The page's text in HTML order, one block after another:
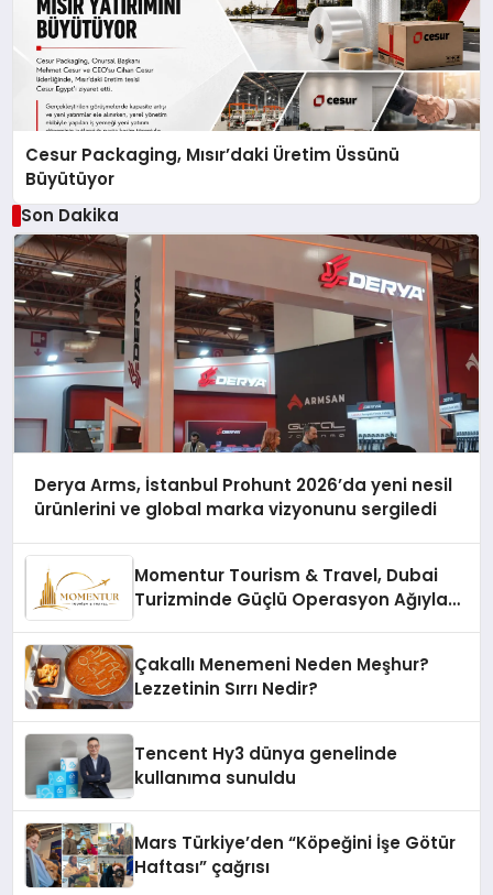
Cesur Packaging, Mısır’daki Üretim Üssünü
Büyütüyor
Son Dakika
Derya Arms, İstanbul Prohunt 2026’da yeni nesil
ürünlerini ve global marka vizyonunu sergiledi
Momentur Tourism & Travel, Dubai
Turizminde Güçlü Operasyon Ağıyla
Çakallı Menemeni Neden Meşhur?
Lezzetinin Sırrı Nedir?
Tencent Hy3 dünya genelinde
kullanıma sunuldu
Mars Türkiye’den “Köpeğini İşe Götür
Haftası” çağrısı